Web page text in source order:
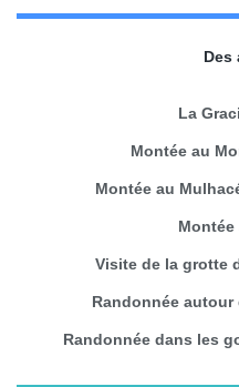
Des
La
Montée au
Montée au
Montée
Visite de la grotte
Randonnée autour
Randonnée dans les